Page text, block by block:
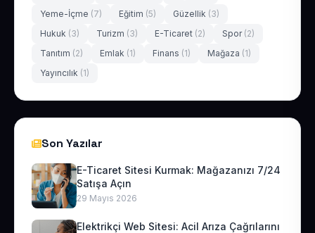
Yeme-İçme (7) Eğitim (5) Güzellik (3)
Hukuk (3) Turizm (3) E-Ticaret (2) Spor (2)
Tanıtım (2) Emlak (1) Finans (1) Mağaza (1)
Yayıncılık (1)
Son Yazılar
E-Ticaret Sitesi Kurmak: Mağazanızı 7/24
Satışa Açın
29 Mayıs 2026
Elektrikçi Web Sitesi: Acil Arıza Çağrılarını